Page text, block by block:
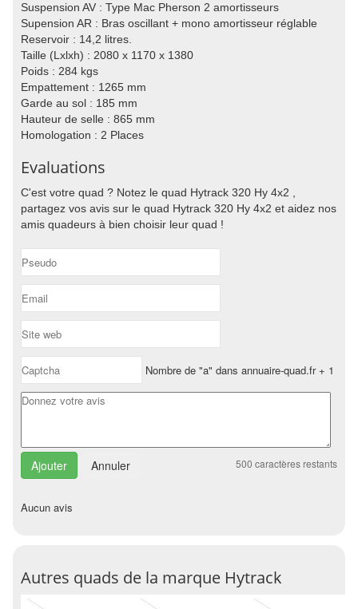
Suspension AV : Type Mac Pherson 2 amortisseurs
Supension AR : Bras oscillant + mono amortisseur réglable
Reservoir : 14,2 litres.
Taille (Lxlxh) : 2080 x 1170 x 1380
Poids : 284 kgs
Empattement : 1265 mm
Garde au sol : 185 mm
Hauteur de selle : 865 mm
Homologation : 2 Places
Evaluations
C'est votre quad ? Notez le quad Hytrack 320 Hy 4x2 ,
partagez vos avis sur le quad Hytrack 320 Hy 4x2 et aidez nos
amis quadeurs à bien choisir leur quad !
Nombre de "a" dans annuaire-quad.fr + 1
Annuler 500 caractères restants
Aucun avis
Autres quads de la marque Hytrack